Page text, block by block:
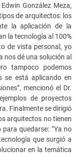
González Meza,
de arquitectos: los
la aplicación de la
la tecnología al 100%
de vista personal, yo
nos dé una solución al
tampoco podemos
se está aplicando en
mencionó el Dr.
de proyectos
Finalmente se dirigió
arquitectos no tienen
quedarse: “Ya no
que surgió a
en la temática